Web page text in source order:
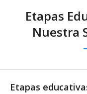
Etapas
Nuestra
Etapas